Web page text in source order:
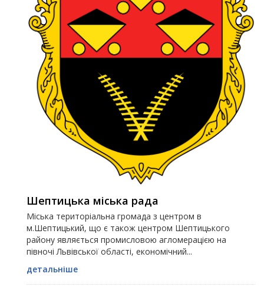
Шептицька міська рада
Міська територіальна громада з центром в
м.Шептицький, що є також центром Шептицького
району являється промисловою агломерацією на
півночі Львівської області, економічний...
детальніше